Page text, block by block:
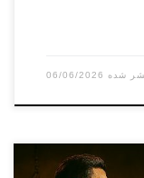
06/06/2026